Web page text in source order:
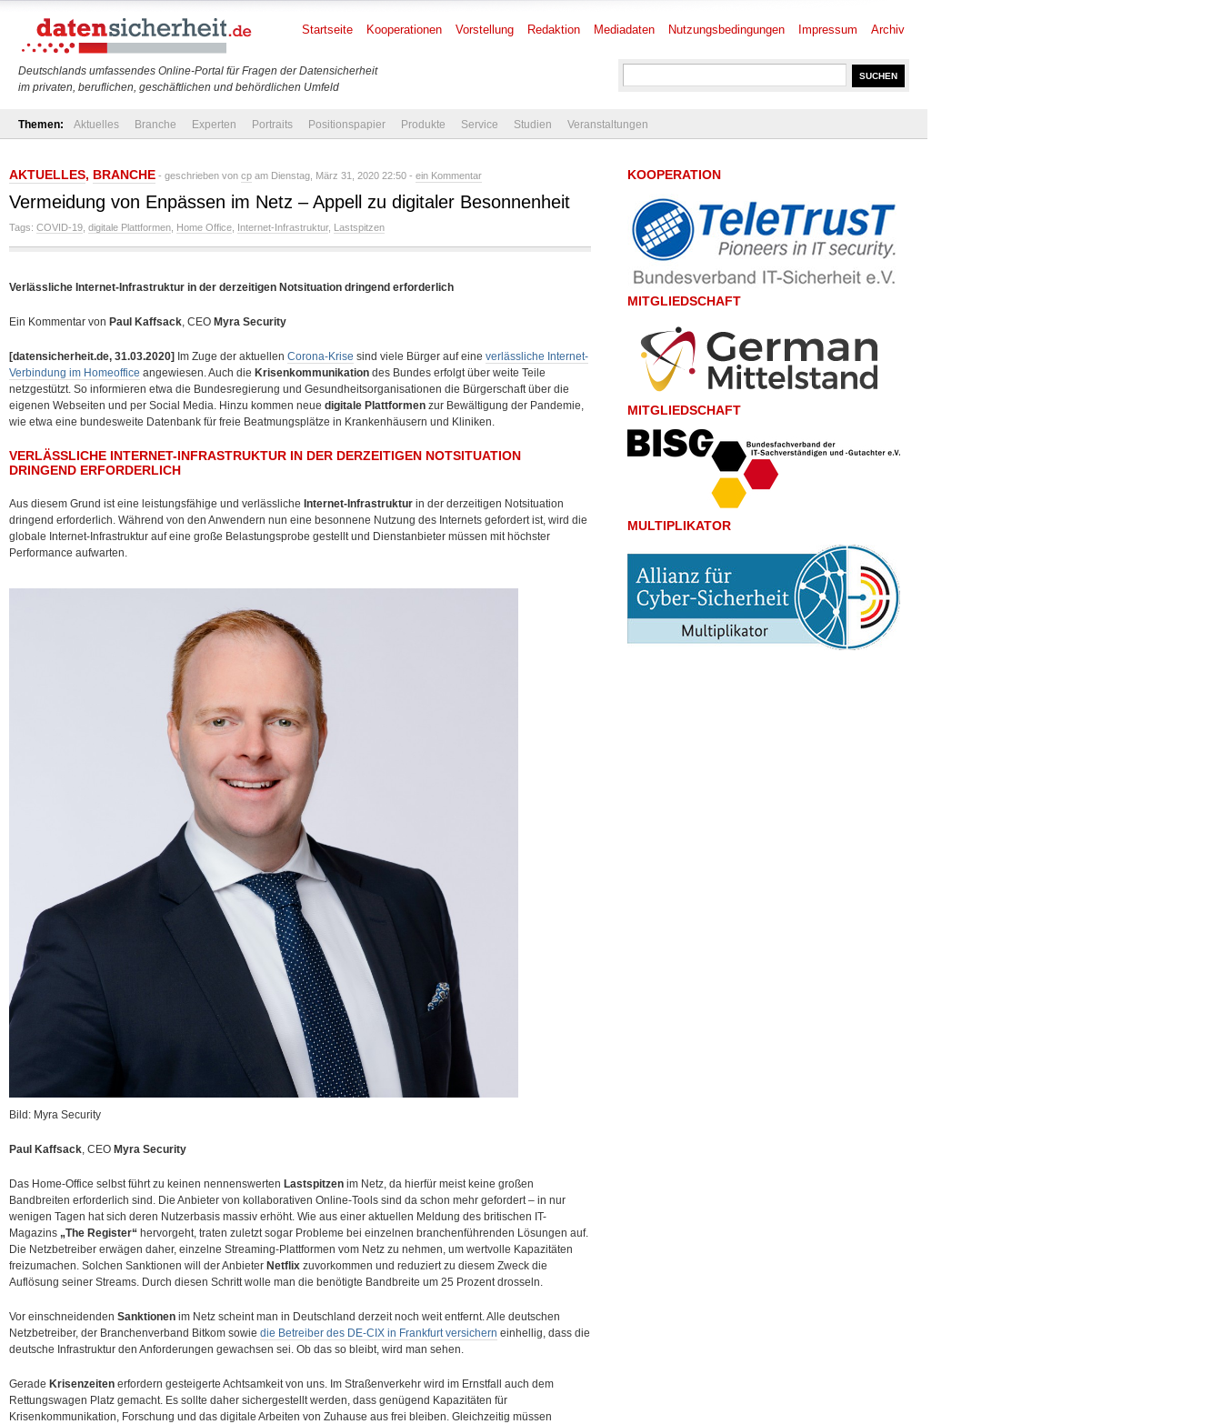
Deutschlands umfassendes Online-Portal für Fragen der Datensicherheit
im privaten, beruflichen, geschäftlichen und behördlichen Umfeld
Startseite Kooperationen Vorstellung Redaktion Mediadaten Nutzungsbedingungen Impressum Archiv
Themen: Aktuelles Branche Experten Portraits Positionspapier Produkte Service Studien Veranstaltungen
AKTUELLES, BRANCHE - geschrieben von cp am Dienstag, März 31, 2020 22:50 - ein Kommentar
Vermeidung von Enpässen im Netz – Appell zu digitaler Besonnenheit
Tags: COVID-19 digitale Plattformen Home Office Internet-Infrastruktur, Lastspitzen
Verlässliche Internet-Infrastruktur in der derzeitigen Notsituation dringend erforderlich
Ein Kommentar von Paul Kaffsack, CEO Myra Security
[datensicherheit.de, 31.03.2020] Im Zuge der aktuellen Corona-Krise sind viele Bürger auf eine verlässliche Internet-
Verbindung im Homeoffice angewiesen. Auch die Krisenkommunikation des Bundes erfolgt über weite Teile
netzgestützt. So informieren etwa die Bundesregierung und Gesundheitsorganisationen die Bürgerschaft über die
eigenen Webseiten und per Social Media. Hinzu kommen neue digitale Plattformen zur Bewältigung der Pandemie,
wie etwa eine bundesweite Datenbank für freie Beatmungsplätze in Krankenhäusern und Kliniken.
VERLÄSSLICHE INTERNET-INFRASTRUKTUR IN DER DERZEITIGEN NOTSITUATION
DRINGEND ERFORDERLICH
Aus diesem Grund ist eine leistungsfähige und verlässliche Internet-Infrastruktur in der derzeitigen Notsituation
dringend erforderlich. Während von den Anwendern nun eine besonnene Nutzung des Internets gefordert ist, wird die
globale Internet-Infrastruktur auf eine große Belastungsprobe gestellt und Dienstanbieter müssen mit höchster
Performance aufwarten.
Bild: Myra Security
Paul Kaffsack, CEO Myra Security
Das Home-Office selbst führt zu keinen nennenswerten Lastspitzen im Netz, da hierfür meist keine großen
Bandbreiten erforderlich sind. Die Anbieter von kollaborativen Online-Tools sind da schon mehr gefordert – in nur
wenigen Tagen hat sich deren Nutzerbasis massiv erhöht. Wie aus einer aktuellen Meldung des britischen IT-
Magazins „The Register“ hervorgeht, traten zuletzt sogar Probleme bei einzelnen branchenführenden Lösungen auf.
Die Netzbetreiber erwägen daher, einzelne Streaming-Plattformen vom Netz zu nehmen, um wertvolle Kapazitäten
freizumachen. Solchen Sanktionen will der Anbieter Netflix zuvorkommen und reduziert zu diesem Zweck die
Auflösung seiner Streams. Durch diesen Schritt wolle man die benötigte Bandbreite um 25 Prozent drosseln.
Vor einschneidenden Sanktionen im Netz scheint man in Deutschland derzeit noch weit entfernt. Alle deutschen
Netzbetreiber, der Branchenverband Bitkom sowie die Betreiber des DE-CIX in Frankfurt versichern einhellig, dass die
deutsche Infrastruktur den Anforderungen gewachsen sei. Ob das so bleibt, wird man sehen.
Gerade Krisenzeiten erfordern gesteigerte Achtsamkeit von uns. Im Straßenverkehr wird im Ernstfall auch dem
Rettungswagen Platz gemacht. Es sollte daher sichergestellt werden, dass genügend Kapazitäten für
Krisenkommunikation, Forschung und das digitale Arbeiten von Zuhause aus frei bleiben. Gleichzeitig müssen
KOOPERATION
MITGLIEDSCHAFT
MITGLIEDSCHAFT
MULTIPLIKATOR